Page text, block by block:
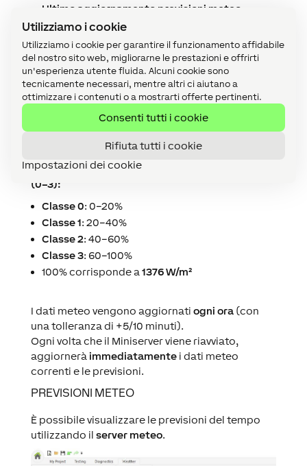
Utilizziamo i cookie
Utilizziamo i cookie per garantire il funzionamento affidabile
del nostro sito web, migliorarne le prestazioni e offrirti
un'esperienza utente fluida. Alcuni cookie sono
tecnicamente necessari, mentre altri ci aiutano a
ottimizzare i contenuti o a mostrarti offerte pertinenti.
Consenti tutti i cookie
Rifiuta tutti i cookie
Impostazioni dei cookie
Ultimo aggiornamento previsioni meteo
Orario dell’ultimo aggiornamento delle
previsioni
Errore dati meteo– Attivo (ON) quando si
verifica un errore nel ricevere i dati meteo
Errore previsioni meteo– Attivo (ON) in caso di
errore nella ricezione delle previsioni
Radiazione solare
Classificazione del rischio da radiazione solare
(0–3):
Classe 0: 0–20%
Classe 1: 20–40%
Classe 2: 40–60%
Classe 3: 60–100%
100% corrisponde a 1376 W/m²
I dati meteo vengono aggiornati ogni ora(con
una tolleranza di +5/10 minuti).
Ogni volta che il Miniserver viene riavviato,
aggiornerà immediatamentei dati meteo
correnti e le previsioni.
PREVISIONI METEO
È possibile visualizzare le previsioni del tempo
utilizzando il server meteo.